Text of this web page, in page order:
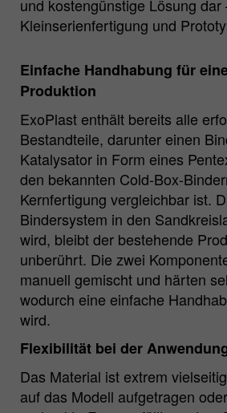
und kostengünstige Lösung dar
Kleinserienfertigung und
Einfache Handhabung für
Produktion
ExoPlast enthält bereits alle
Bestandteile, darunter einen
Katalysator in Form eines
den bekannten Cold-Box-
Kernfertigung vergleichbar ist.
Bindersystem in den
wird, bleibt der bestehende
unberührt. Die zwei
manuell gemischt und härten
wodurch eine einfache
wird.
Flexibilität bei der
Das Material ist extrem
auf das Modell aufgetragen
aktiv einwilligen, wird
Nutzungsverhalten
Name _pk_id.*
Anbieter
Matomo Server
Chemische Werke
Laufzeit 28 Tage
Zweck Matomo Webanalyse
Name _pk_ses.*
Anbieter
Matomo Server
Chemische Werke
Zweck Matomo Webanalyse